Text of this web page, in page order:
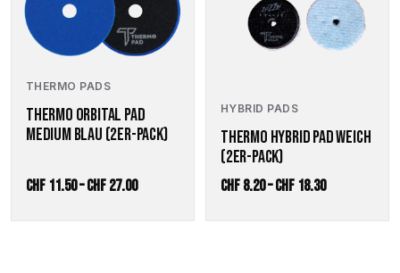
THERMO PADS
THERMO ORBITAL PAD
MEDIUM BLAU (2ER-PACK)
CHF 11.50–CHF27.00Preisspanne:
mehrere
Varianten
Optionen
können
auf
gewählt
HYBRID PADS
THERMO HYBRID PAD WEICH
(2ER-PACK)
CHF8.20–CHF 18.30Preisspanne:
mehrere
Varianten
können
auf
der
gewählt